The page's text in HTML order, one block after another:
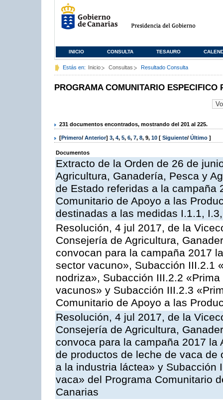
INICIO CONSULTA TESAURO
Estás en: Inicio Consultas Resultado Consulta
PROGRAMA COMUNITARIO ESPECIFICO
231 documentos encontrados, mostrando del 201 al 225.
[Primero/ Anterior] 3, 4, 5, 6, 7, 8, 9, 10 [ Siguiente/ Último ]
Documentos
Extracto de la Orden de 26 de
Agricultura, Ganadería, Pesca y
de Estado referidas a la campaña
Comunitario de Apoyo a las
destinadas a las medidas I.1.1,
Resolución, 4 jul 2017, de la
Consejería de Agricultura,
convocan para la campaña 2017
sector vacuno», Subacción III.2.1
nodriza», Subacción III.2.2
vacunos» y Subacción III.2.3
Comunitario de Apoyo a las
Resolución, 4 jul 2017, de la
Consejería de Agricultura,
convoca para la campaña 2017
de productos de leche de vaca
a la industria láctea» y Subacción
vaca» del Programa Comunitario
Canarias